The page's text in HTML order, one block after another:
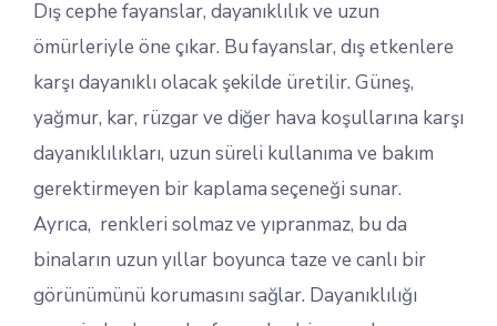
Dış cephe fayanslar, dayanıklılık ve uzun
ömürleriyle öne çıkar. Bu fayanslar, dış etkenlere
karşı dayanıklı olacak şekilde üretilir. Güneş,
yağmur, kar, rüzgar ve diğer hava koşullarına karşı
dayanıklılıkları, uzun süreli kullanıma ve bakım
gerektirmeyen bir kaplama seçeneği sunar.
Ayrıca, renkleri solmaz ve yıpranmaz, bu da
binaların uzun yıllar boyunca taze ve canlı bir
görünümünü korumasını sağlar. Dayanıklılığı